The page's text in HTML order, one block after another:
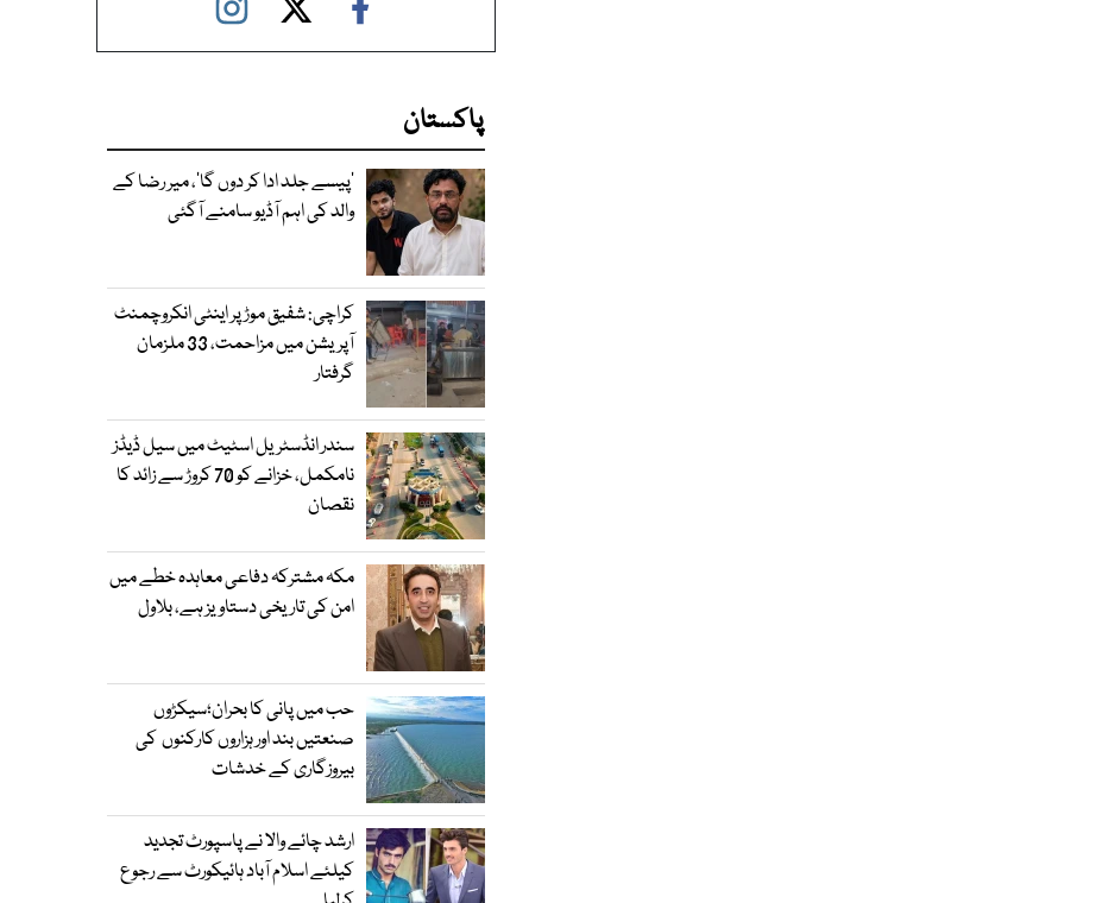
پاکستان
’پیسے جلد ادا کر دوں گا‘، میر رضا کے
والد کی اہم آڈیو سامنے آگئی
کراچی: شفیق موڑ پر اینٹی انکروچمنٹ
آپریشن میں مزاحمت، 33 ملزمان
گرفتار
سندر انڈسٹریل اسٹیٹ میں سیل ڈیڈز
نامکمل، خزانے کو 70 کروڑ سے زائد کا
نقصان
مکہ مشترکہ دفاعی معاہدہ خطے میں
امن کی تاریخی دستاویز ہے، بلاول
حب میں پانی کا بحران؛سیکڑوں
صنعتیں بند اور ہزاروں کارکنوں کی
بیروزگاری کے خدشات
ارشد چائے والا نے پاسپورٹ تجدید
کیلئے اسلام آباد ہائیکورٹ سے رجوع